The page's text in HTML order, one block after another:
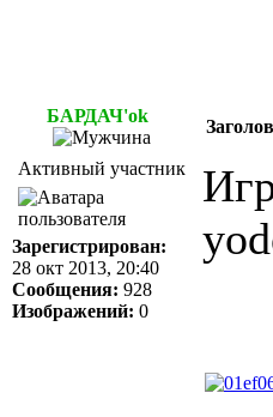
БАРДАЧ'ok
Активный участник
Зарегистрирован:
28 окт 2013, 20:40
Сообщения: 928
Изображений: 0